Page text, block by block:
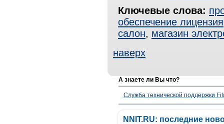
Ключевые слова:
обеспечение лицензия
салон, магазин
наверх
А знаете ли Вы что?
Служба технической поддержки
NNIT.RU: последние